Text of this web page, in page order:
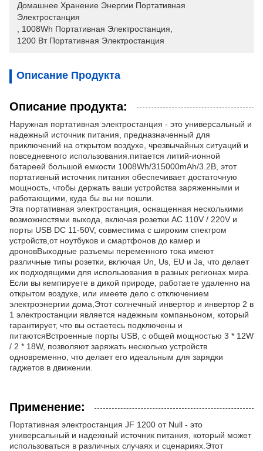
Домашнее Хранение Энергии Портативная
Электростанция
1008Wh Портативная Электростанция
1200 Вт Портативная Электростанция
Описание Продукта
Описание продукта:
Наружная портативная электростанция - это универсальный и
надежный источник питания, предназначенный для
приключений на открытом воздухе, чрезвычайных ситуаций и
повседневного использования.питается литий-ионной
батареей большой емкости 1008Wh/315000mAh/3.2В, этот
портативный источник питания обеспечивает достаточную
мощность, чтобы держать ваши устройства заряженными и
работающими, куда бы вы ни пошли.
Эта портативная электростанция, оснащенная несколькими
возможностями выхода, включая розетки AC 110V / 220V и
порты USB DC 11-50V, совместима с широким спектром
устройств,от ноутбуков и смартфонов до камер и
дроновВыходные разъемы переменного тока имеют
различные типы розетки, включая Un, Us, EU и Ja, что делает
их подходящими для использования в разных регионах мира.
Если вы кемпируете в дикой природе, работаете удаленно на
открытом воздухе, или имеете дело с отключением
электроэнергии дома,Этот солнечный инвертор и инвертор 2 в
1 электростанции является надежным компаньоном, который
гарантирует, что вы остаетесь подключены и
питаютсяВстроенные порты USB, с общей мощностью 3 * 12W
/ 2 * 18W, позволяют заряжать несколько устройств
одновременно, что делает его идеальным для зарядки
гаджетов в движении.
Применение:
Портативная электростанция JF 1200 от Null - это
универсальный и надежный источник питания, который может
использоваться в различных случаях и сценариях.Этот